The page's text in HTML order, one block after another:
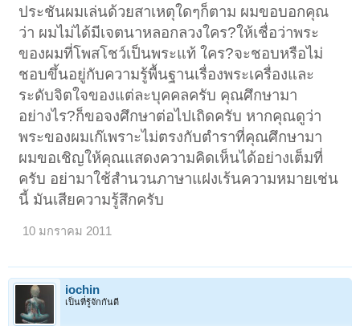
ประชันผมเล่นด้วยสาเหตุใดๆก็ตาม ผมขอบอกคุณ
ว่า ผมไม่ได้มีเจตนาหลอกลวงใคร?ให้เชื่อว่าพระ
ของผมที่โพสโชว์เป็นพระแท้ ใคร?จะชอบหรือไม่
ชอบขึ้นอยู่กับความรู้พื้นฐานเรื่องพระเครื่องและ
ระดับจิตใจของแต่ละบุคคลครับ คุณศึกษามา
อย่างไร?ก็ขอจงศึกษาต่อไปเถิดครับ หากคุณดูว่า
พระของผมเก๊เพราะไม่ตรงกับตำราที่คุณศึกษามา
ผมขอเชิญให้คุณแสดงความคิดเห็นได้อย่างเต็มที่
ครับ อย่ามาใช้สำนวนภาษาแฝงเร้นความหมายเช่น
นี้ มันเสียความรู้สึกครับ
10 มกราคม 2011
iochin
เป็นที่รู้จักกันดี